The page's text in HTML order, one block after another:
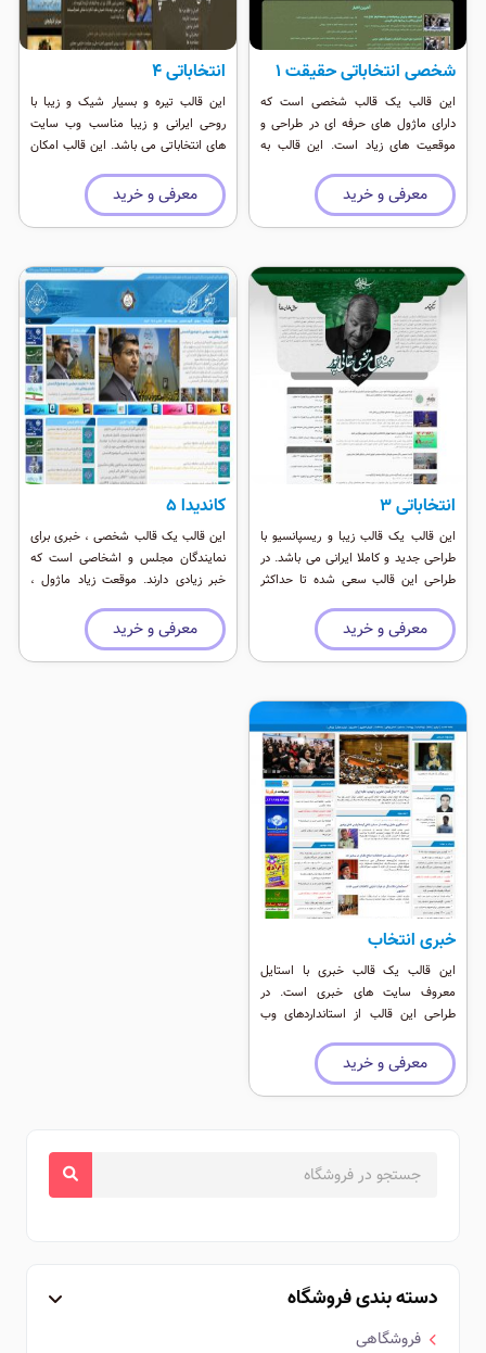
شخصی انتخاباتی حقیقت 1
این قالب یک قالب شخصی است که
دارای ماژول های حرفه ای در طراحی و
موقعیت های زیاد است. این قالب به
ای است که رنگی شاد دارد.
معرفی و خرید
انتخاباتی ۴
این قالب تیره و بسیار شیک و زیبا با
روحی ایرانی و زیبا مناسب وب سایت
های انتخاباتی می باشد. این قالب امکان
ادمین میتوانید رنگ های قالب را عوض
کنید.
معرفی و خرید
انتخاباتی ۳
این قالب یک قالب زیبا و ریسپانسیو با
طراحی جدید و کاملا ایرانی می باشد. در
طراحی این قالب سعی شده تا حداکثر
٬‌چینش خوب جایگاه ها و ظاهر انتخاباتی
و کاندیداتوری این قالب مناسب فضای
انتخابات مجلس می باشد.
معرفی و خرید
کاندیدا 5
این قالب یک قالب شخصی ، خبری برای
نمایندگان مجلس و اشخاصی است که
خبر زیادی دارند. موقعت زیاد ماژول ،
خصوصیات این قالب است. شما براحتی
می توانید با تغییر رنگ یا موقعیت های
حالتهای زیبایی را در قالب ایجاد کنید.
معرفی و خرید
خبری انتخاب
این قالب یک قالب خبری با استایل
معروف سایت های خبری است. در
طراحی این قالب از استانداردهای وب
استفاده از ماژول حرفه ای دیما نیوز باعث
شده این قالب زیبا تر شود.
معرفی و خرید
دسته بندی فروشگاه
فروشگاهی